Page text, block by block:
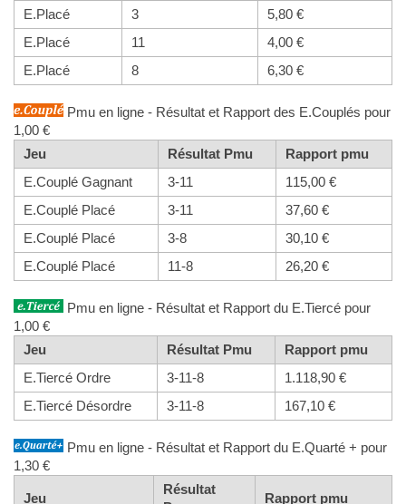
E.Placé
3
5,80 €
E.Placé
11
4,00 €
E.Placé
8 6,30 €
Pmu en ligne - Résultat et Rapport des E.Couplés pour
1,00 €
Jeu
Résultat Pmu
Rapport pmu
E.Couplé Gagnant
3-11
115,00 €
E.Couplé Placé
3-11
37,60 €
E.Couplé Placé
3-8
30,10 €
E.Couplé Placé
11-8 26,20 €
Pmu en ligne - Résultat et Rapport du E.Tiercé pour
1,00 €
Jeu
Résultat Pmu
Rapport pmu
E.Tiercé Ordre
3-11-8
1.118,90 €
E.Tiercé Désordre
3-11-8 167,10 €
Pmu en ligne - Résultat et Rapport du E.Quarté + pour
1,30 €
Jeu
Résultat
Rapport pmu